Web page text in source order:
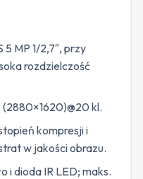
MP 1/2,7″, przy
rozdzielczość
kl.
kompresji i
w jakości obrazu.
i dioda IR LED; maks.